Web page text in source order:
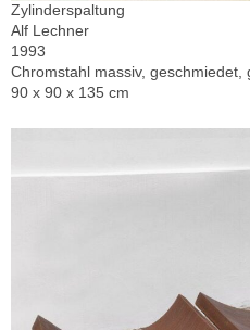
Zylinderspaltung
Alf Lechner
1993
Chromstahl massiv, geschmiedet,
90 x 90 x 135 cm